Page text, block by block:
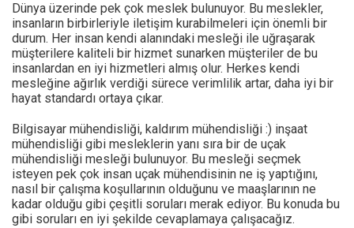
Dünya üzerinde pek çok meslek bulunuyor. Bu meslekler,
insanların birbirleriyle iletişim kurabilmeleri için önemli bir
durum. Her insan kendi alanındaki mesleği ile uğraşarak
müşterilere kaliteli bir hizmet sunarken müşteriler de bu
insanlardan en iyi hizmetleri almış olur. Herkes kendi
mesleğine ağırlık verdiği sürece verimlilik artar, daha iyi bir
hayat standardı ortaya çıkar.
Bilgisayar mühendisliği, kaldırım mühendisliği :) inşaat
mühendisliği gibi mesleklerin yanı sıra bir de uçak
mühendisliği mesleği bulunuyor. Bu mesleği seçmek
isteyen pek çok insan uçak mühendisinin ne iş yaptığını,
nasıl bir çalışma koşullarının olduğunu ve maaşlarının ne
kadar olduğu gibi çeşitli soruları merak ediyor. Bu konuda bu
gibi soruları en iyi şekilde cevaplamaya çalışacağız.